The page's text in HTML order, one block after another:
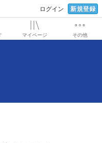
ログイン 新規登録
マイページ その他